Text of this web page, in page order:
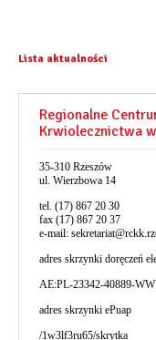
Lista aktualności
Regionalne
Krwiolecznictwa
35-310 Rzeszów
ul. Wierzbowa 14
tel. (17) 867 20 30
fax (17) 867 20 37
e-mail:
adres skrzynki doręczeń
AE:PL-23342-40889-
adres skrzynki ePuap
/1w3lf3ru65/skrytka